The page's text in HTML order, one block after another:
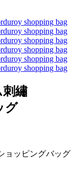
繡
グ
ョッピングバッグ